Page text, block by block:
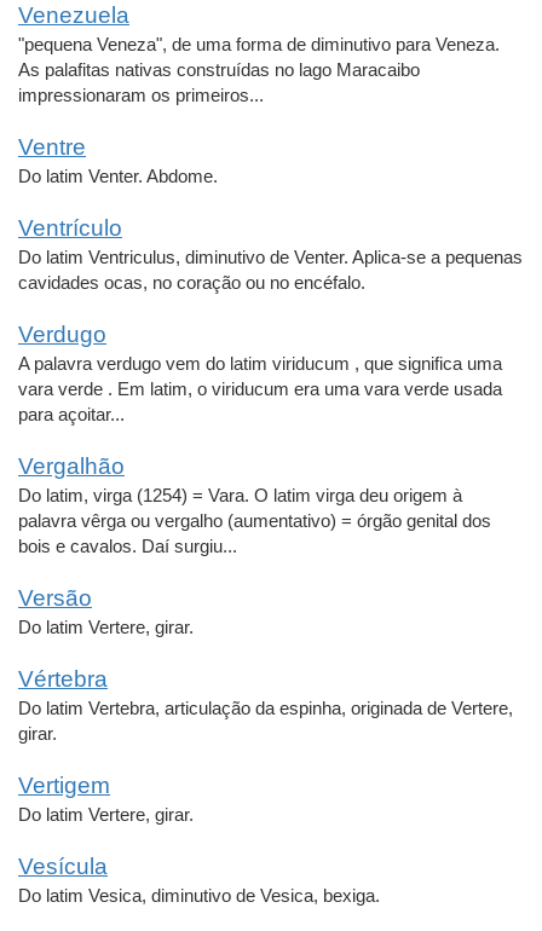
Venezuela
"pequena Veneza", de uma forma de diminutivo para Veneza.
As palafitas nativas construídas no lago Maracaibo
impressionaram os primeiros...
Ventre
Do latim Venter. Abdome.
Ventrículo
Do latim Ventriculus, diminutivo de Venter. Aplica-se a pequenas
cavidades ocas, no coração ou no encéfalo.
Verdugo
A palavra verdugo vem do latim viriducum , que significa uma
vara verde . Em latim, o viriducum era uma vara verde usada
para açoitar...
Vergalhão
Do latim, virga (1254) = Vara. O latim virga deu origem à
palavra vêrga ou vergalho (aumentativo) = órgão genital dos
bois e cavalos. Daí surgiu...
Versão
Do latim Vertere, girar.
Vértebra
Do latim Vertebra, articulação da espinha, originada de Vertere,
girar.
Vertigem
Do latim Vertere, girar.
Vesícula
Do latim Vesica, diminutivo de Vesica, bexiga.